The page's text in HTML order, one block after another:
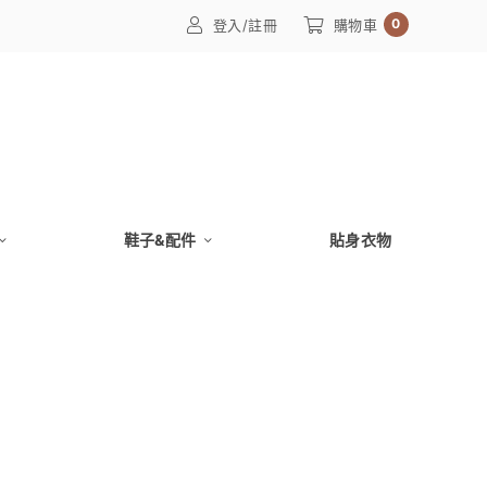
登入/註冊 購物車 0
鞋子&配件 貼身衣物